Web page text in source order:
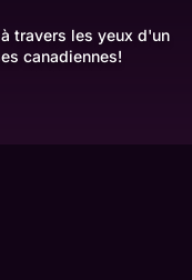
travers les yeux d'un
canadiennes!